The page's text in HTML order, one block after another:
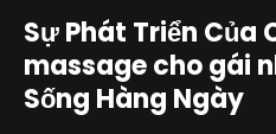
Sự Phát Triển Của
massage cho gái
Sống Hàng Ngày